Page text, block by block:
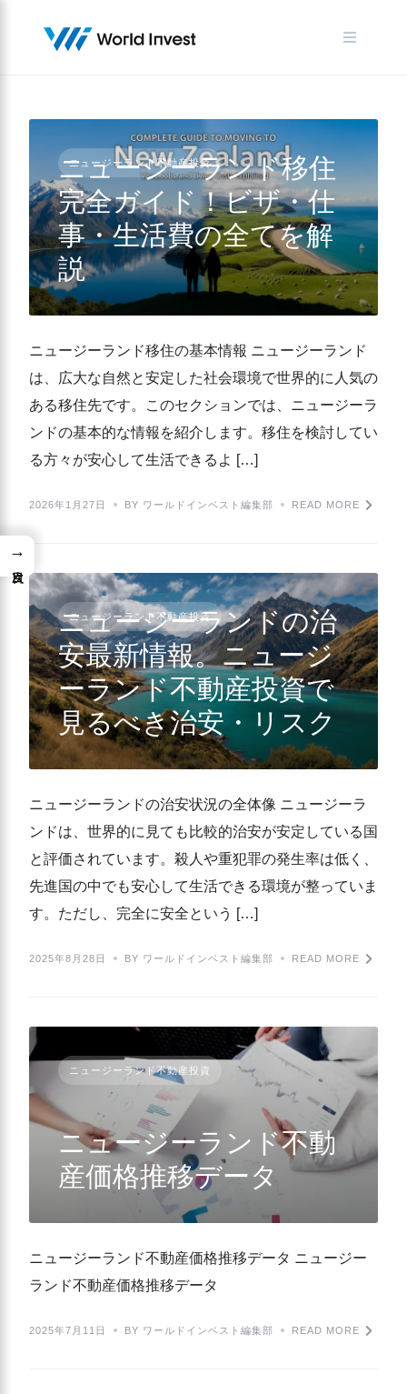
ニュージーランド不動産投資
ニュージーランド移住
完全ガイド！ビザ・仕
事・生活費の全てを解
説
ニュージーランド移住の基本情報 ニュージーランド
は、広大な自然と安定した社会環境で世界的に人気の
ある移住先です。このセクションでは、ニュージーラ
ンドの基本的な情報を紹介します。移住を検討してい
る方々が安心して生活できるよ […]
2026年1月27日 BY ワールドインベスト編集部 READ MORE
ニュージーランド不動産投資
ニュージーランドの治
安最新情報。ニュージ
ーランド不動産投資で
見るべき治安・リスク
ニュージーランドの治安状況の全体像 ニュージーラ
ンドは、世界的に見ても比較的治安が安定している国
と評価されています。殺人や重犯罪の発生率は低く、
先進国の中でも安心して生活できる環境が整っていま
す。ただし、完全に安全という […]
2025年8月28日 BY ワールドインベスト編集部 READ MORE
ニュージーランド不動産投資
ニュージーランド不動
産価格推移データ
ニュージーランド不動産価格推移データ ニュージー
ランド不動産価格推移データ
2025年7月11日 BY ワールドインベスト編集部 READ MORE
→